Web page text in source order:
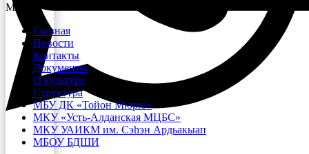
Menu
Главная
Новости
Контакты
Документы
О культуре
Структура
МБУ ДК «Тойон Мюрю»
МКУ «Усть-Алданская МЦБС»
МКУ УАИКМ им. Сэһэн Ардьакыап
МБОУ БДШИ